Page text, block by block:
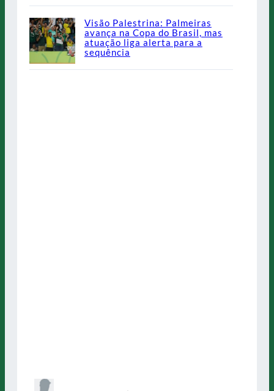
Visão Palestrina: Palmeiras
avança na Copa do Brasil, mas
atuação liga alerta para a
sequência